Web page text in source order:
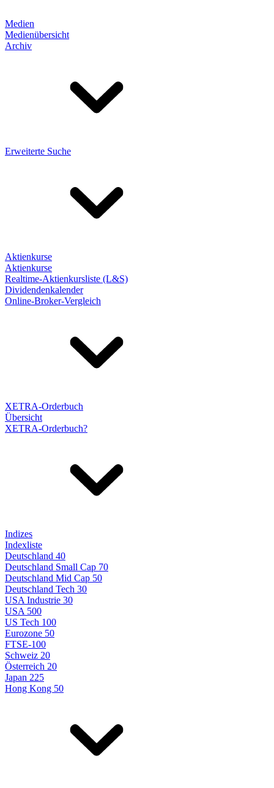
Medien
Medienübersicht
Archiv
Erweiterte Suche
Aktienkurse
Aktienkurse
Realtime-Aktienkursliste (L&S)
Dividendenkalender
Online-Broker-Vergleich
XETRA-Orderbuch
Übersicht
XETRA-Orderbuch?
Indizes
Indexliste
Deutschland 40
Deutschland Small Cap 70
Deutschland Mid Cap 50
Deutschland Tech 30
USA Industrie 30
USA 500
US Tech 100
Eurozone 50
FTSE-100
Schweiz 20
Österreich 20
Japan 225
Hong Kong 50